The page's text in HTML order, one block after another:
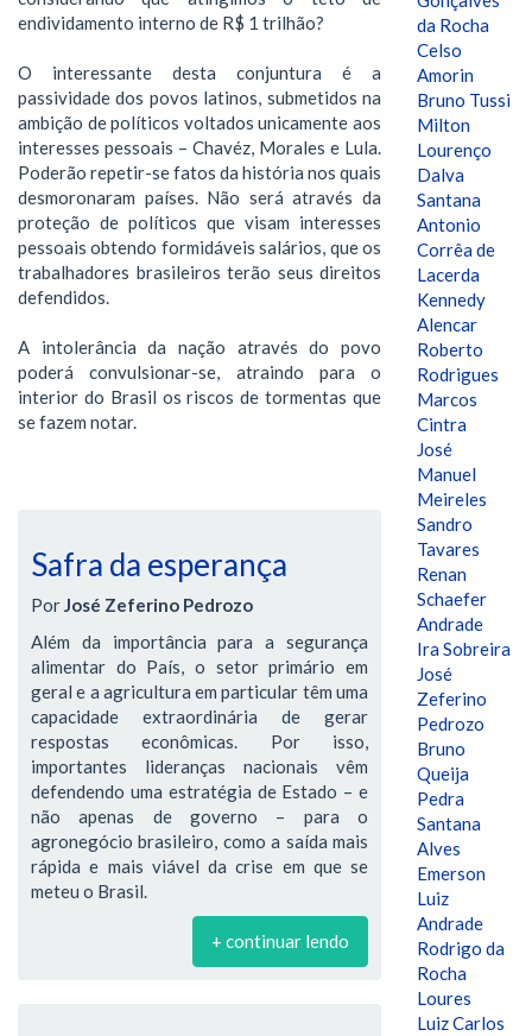
endividamento interno de R$ 1 trilhão?
O interessante desta conjuntura é a
passividade dos povos latinos, submetidos na
ambição de políticos voltados unicamente aos
interesses pessoais – Chavéz, Morales e Lula.
Poderão repetir-se fatos da história nos quais
desmoronaram países. Não será através da
proteção de políticos que visam interesses
pessoais obtendo formidáveis salários, que os
trabalhadores brasileiros terão seus direitos
defendidos.
A intolerância da nação através do povo
poderá convulsionar-se, atraindo para o
interior do Brasil os riscos de tormentas que
se fazem notar.
Safra da esperança
PorJosé Zeferino Pedrozo
Além da importância para a segurança
alimentar do País, o setor primário em
geral e a agricultura em particular têm uma
capacidade extraordinária de gerar
respostas econômicas. Por isso,
importantes lideranças nacionais vêm
defendendo uma estratégia de Estado – e
não apenas de governo – para o
agronegócio brasileiro, como a saída mais
rápida e mais viável da crise em que se
meteu o Brasil.
+ continuar lendo
da Rocha
Celso
Amorin
Bruno Tussi
Milton
Lourenço
Dalva
Santana
Antonio
Corrêa de
Lacerda
Kennedy
Alencar
Roberto
Rodrigues
Marcos
Cintra
José
Manuel
Meireles
Sandro
Tavares
Renan
Schaefer
Andrade
Ira Sobreira
José
Zeferino
Pedrozo
Bruno
Queija
Pedra
Santana
Alves
Emerson
Luiz
Andrade
Rodrigo da
Rocha
Loures
Luiz Carlos